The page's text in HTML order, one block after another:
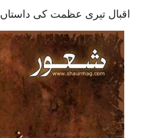
اقبال تیری عظمت کی داستاں